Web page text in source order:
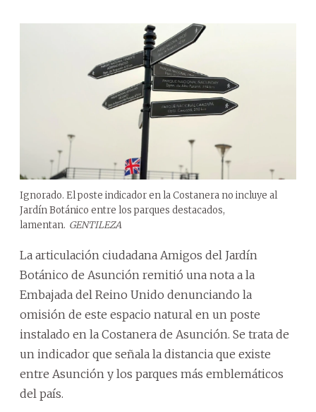
Ignorado. El poste indicador en la Costanera no incluye al
Jardín Botánico entre los parques destacados,
lamentan. GENTILEZA
La articulación ciudadana Amigos del Jardín
Botánico de Asunción remitió una nota a la
Embajada del Reino Unido denunciando la
omisión de este espacio natural en un poste
instalado en la Costanera de Asunción. Se trata de
un indicador que señala la distancia que existe
entre Asunción y los parques más emblemáticos
del país.